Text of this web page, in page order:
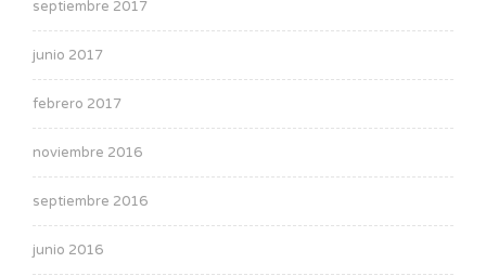
septiembre 2017
junio 2017
febrero 2017
noviembre 2016
septiembre 2016
junio 2016